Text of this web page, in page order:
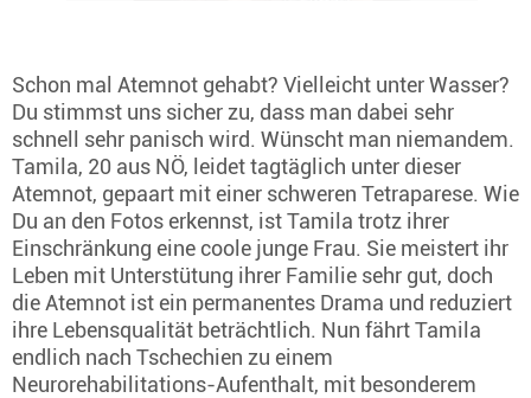
Schon mal Atemnot gehabt? Vielleicht unter Wasser?
Du stimmst uns sicher zu, dass man dabei sehr
schnell sehr panisch wird. Wünscht man niemandem.
Tamila, 20 aus NÖ, leidet tagtäglich unter dieser
Atemnot, gepaart mit einer schweren Tetraparese. Wie
Du an den Fotos erkennst, ist Tamila trotz ihrer
Einschränkung eine coole junge Frau. Sie meistert ihr
Leben mit Unterstütung ihrer Familie sehr gut, doch
die Atemnot ist ein permanentes Drama und reduziert
ihre Lebensqualität beträchtlich. Nun fährt Tamila
endlich nach Tschechien zu einem
Neurorehabilitations-Aufenthalt, mit besonderem